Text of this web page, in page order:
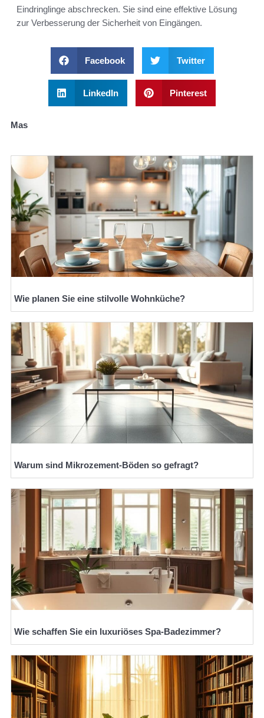
Eindringlinge abschrecken. Sie sind eine effektive Lösung
zur Verbesserung der Sicherheit von Eingängen.
Facebook Twitter
LinkedIn Pinterest
Mas
Wie planen Sie eine stilvolle Wohnküche?
Warum sind Mikrozement-Böden so gefragt?
Wie schaffen Sie ein luxuriöses Spa-Badezimmer?